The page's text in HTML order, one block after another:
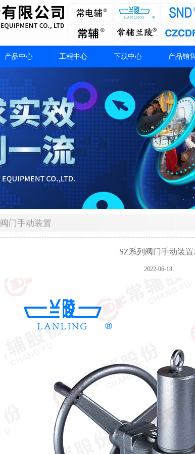
产品中心 工程中心 下载中心 产品销
阀门手动装置
SZ系列阀门手动装置
2022-06-18